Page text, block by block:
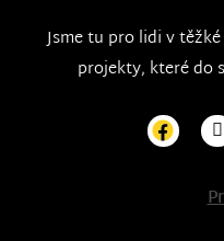
Jsme tu pro lidi v
projekty, které do